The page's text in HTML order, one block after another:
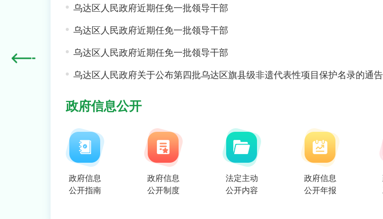
走一线 改文风 | 乌达广场群众文化艺术周，听听群众怎么
乌达区人民政府近期任免一批领导干部
乌达区人民政府近期任免一批领导干部
乌达区人民政府近期任免一批领导干部
乌达区人民政府关于公布第四批乌达区旗县级非遗代表性项目保护名录的通告
【文字解读】《关于加快推进国防教育辅导员职业技能等级认定的实施意见》
【文字解读】《乌达区关于产业帮扶到户奖补实施方案政策解读》政策解读
【视频解读】小“达”云播（视频回放）丨办理卫生许可证详细解析
【文字解读】《烈士评定工作办法》 文件
政府信息公开
政府信息
公开指南
政府信息
公开制度
法定主动
公开内容
政府信息
公开年报